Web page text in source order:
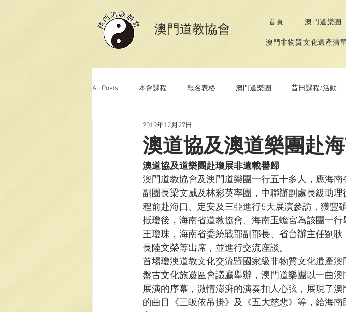
​澳門道教協會 首頁 澳門道樂團
澳門非物質文化遺產清
All Posts 本會課程 報名表格 澳門道樂團 昔日課程/活動
澳門道教科儀音樂 澳門道教青年協會
澳道協及澳道樂團赴
2019年12月27日
澳道協及道樂團赴瓊展非遺載譽歸
澳門道教協會及澳門道樂團一行五十多人，應海南
副團長梁文威及林彩英率團，中聯辦副處長級助
程前赴海口、定安及三亞進行5天展演參訪，獲豐
抵瓊後，海南省道教協會、海南玉蟾宮為該團一
王瓊珠，海南省委統戰部副部長、省台辦主任劉
長陸文榮等出席，並進行交流座談。
首場瓊澳道教文化交流暨國家級非物質文化遺產
盤古文化旅遊區會議廳舉辦，澳門道樂團以一曲
展演的序幕，激情澎湃的演奏扣人心弦，展現了
的曲目《三皈依吊掛》及《五大慈悲》等，給海